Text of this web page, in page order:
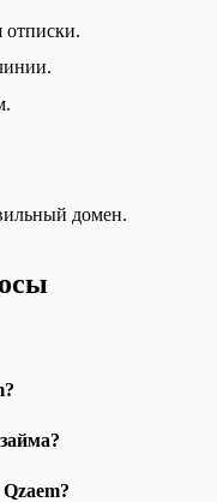
отписки.
домен.